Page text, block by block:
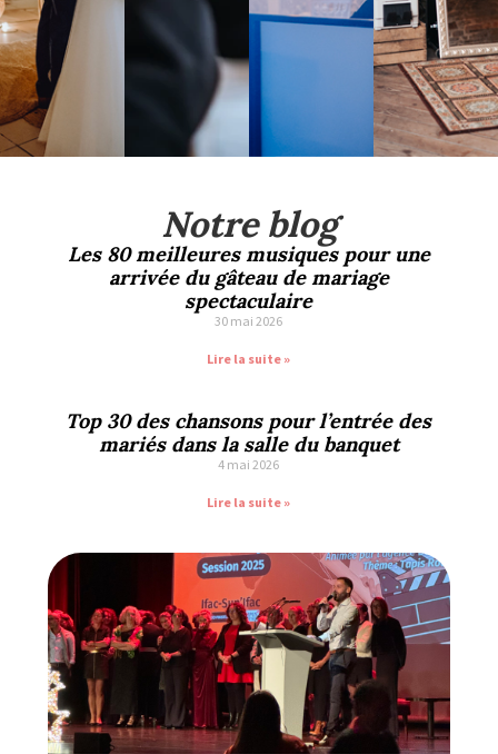
Notre blog
Les 80 meilleures musiques pour une
arrivée du gâteau de mariage
spectaculaire
30 mai 2026
Lire la suite »
Top 30 des chansons pour l’entrée des
mariés dans la salle du banquet
4 mai 2026
Lire la suite »